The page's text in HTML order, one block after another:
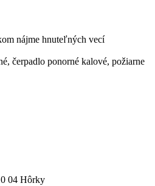
nájme hnuteľných vecí
čerpadlo ponorné kalové, požiarne
04 Hôrky